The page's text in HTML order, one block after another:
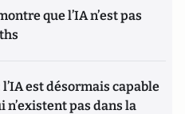
que l’IA n’est pas
est désormais capable
pas dans la